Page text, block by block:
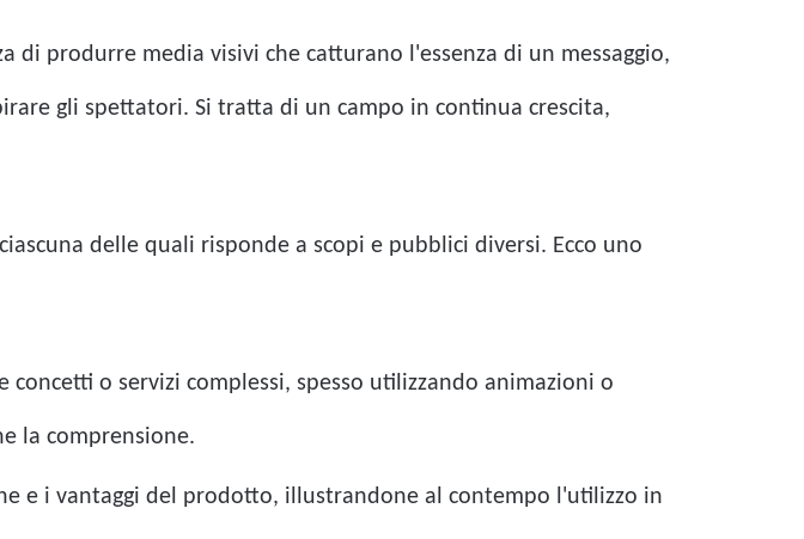
di produrre media visivi che catturano l'essenza di un messaggio,
gli spettatori. Si tratta di un campo in continua crescita,
delle quali risponde a scopi e pubblici diversi. Ecco uno
o servizi complessi, spesso utilizzando animazioni o
la comprensione.
e i vantaggi del prodotto, illustrandone al contempo l'utilizzo in